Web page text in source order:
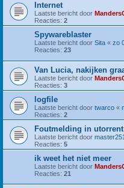
Internet
Laatste bericht door
Reacties: 2
Spywareblaster
Laatste bericht door Sita « zo
Reacties: 23
Van Lucia, nakijken
Laatste bericht door
Reacties: 3
logfile
Laatste bericht door twarco «
Reacties: 2
Foutmelding in utorrent
Laatste bericht door
Reacties: 5
ik weet het niet meer
Laatste bericht door
Reacties: 21